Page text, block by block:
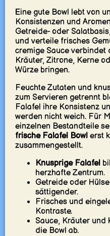
Eine gute Bowl lebt von
Konsistenzen und
Getreide- oder
und verteile frisches
cremige Sauce verbindet
Kräuter, Zitrone, Kerne
Würze bringen.
Feuchte Zutaten und
zum Servieren getrennt
Falafel ihre Konsistenz
werden nicht weich. Für
einzelnen Bestandteile
frische Falafel Bowlerst
zusammengestellt.
Knusprige Falafel
herzhafte Zentrum.
Getreide oder
sättigender.
Frisches und
Kontraste.
Sauce, Kräuter und
die Bowl ab.